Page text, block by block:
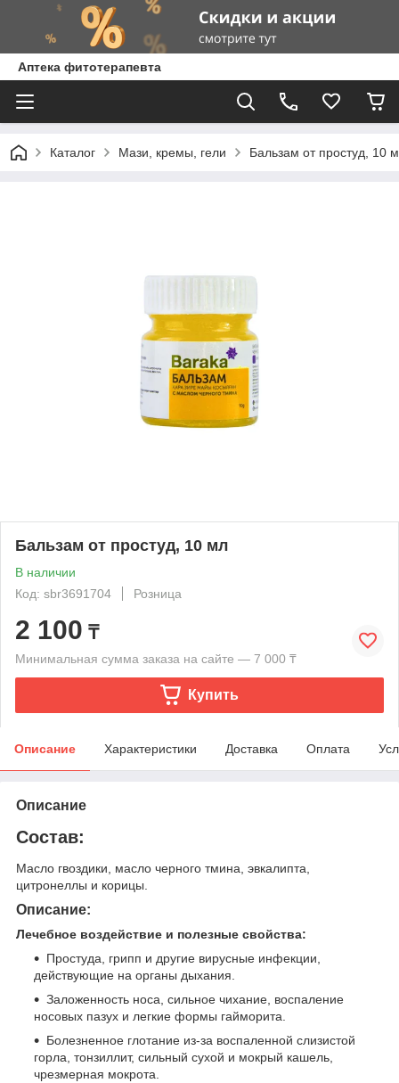
Аптека фитотерапевта
Каталог Мази, кремы, гели Бальзам от простуд, 10
Бальзам от простуд, 10 мл
В наличии
Код: sbr3691704
Розница
2 100 ₸
Минимальная сумма заказа на сайте — 7 000 ₸
Купить
Описание Характеристики Доставка Оплата
Описание
Состав:
Масло гвоздики, масло черного тмина, эвкалипта,
цитронеллы и корицы.
Описание:
Лечебное воздействие и полезные свойства:
Простуда, грипп и другие вирусные инфекции,
действующие на органы дыхания.
Заложенность носа, сильное чихание, воспаление
носовых пазух и легкие формы гайморита.
Болезненное глотание из-за воспаленной слизистой
горла, тонзиллит, сильный сухой и мокрый кашель,
чрезмерная мокрота.